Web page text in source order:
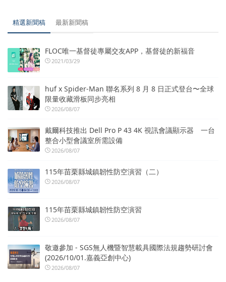
精選新聞稿 最新新聞稿
FLOC唯一基督徒專屬交友APP，基督徒的新福音
2021/03/29
huf x Spider-Man 聯名系列 8 月 8 日正式登台〜全球
限量收藏滑板同步亮相
2026/08/07
戴爾科技推出 Dell Pro P 43 4K 視訊會議顯示器 一台
整合小型會議室所需設備
2026/08/07
115年苗栗縣城鎮韌性防空演習（二）
2026/08/07
115年苗栗縣城鎮韌性防空演習
2026/08/07
敬邀參加 - SGS無人機暨智慧載具國際法規趨勢研討會
(2026/10/01.嘉義亞創中心)
2026/08/07